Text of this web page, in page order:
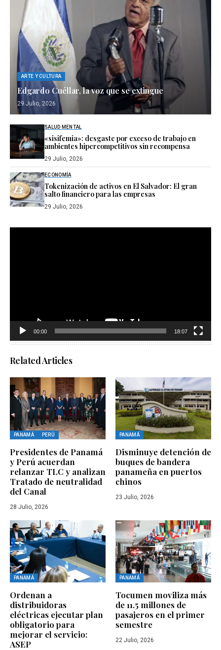
ARTE Y CULTURA
Edgardo Cuéllar, la voz que se extingue
29 Julio, 2026
SALUD MENTAL
«sisifemia»: desgaste por exceso de trabajo en
ambientes hipercompetitivos sin recompensa
29 Julio, 2026
ECONOMÍA
Tokenización de activos en El Salvador: El gran
salto financiero para las empresas
29 Julio, 2026
00:00 18:07
Related Articles
PANAMÁ PERÚ
Presidentes de Panamá
y Perú acuerdan
relanzar TLC y analizan
Tratado de neutralidad
del Canal
28 Julio, 2026
PANAMÁ
Disminuye detención de
buques de bandera
panameña en puertos
chinos
23 Julio, 2026
PANAMÁ
Ordenan a
distribuidoras
eléctricas ejecutar plan
obligatorio para
mejorar el servicio:
ASEP
PANAMÁ
Tocumen moviliza más
de 11.5 millones de
pasajeros en el primer
semestre
22 Julio, 2026